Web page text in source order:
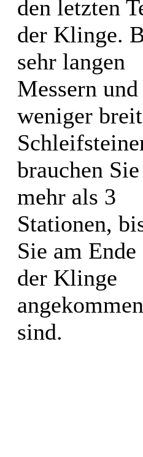
den letzten
der Klinge.
sehr langen
Messern und
weniger
brauchen Sie
mehr als 3
Stationen,
Sie am Ende
der Klinge
angekommen
sind.